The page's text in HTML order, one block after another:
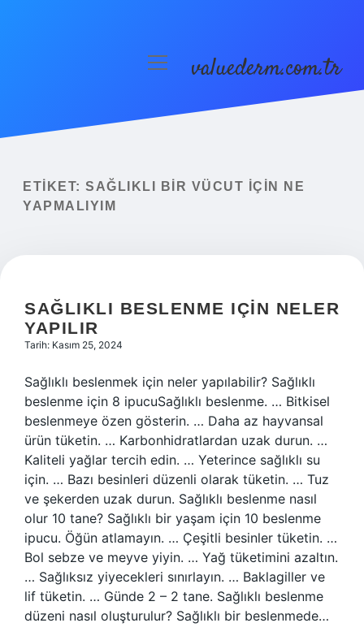
Yasal Uyarı
menüyüvaluederm.com.tr
ETIKET: SAĞLIKLI BIR VÜCUT IÇIN NE
YAPMALIYIM
SAĞLIKLI BESLENME IÇIN NELER
YAPILIR
Tarih: Kasım 25, 2024
Sağlıklı beslenmek için neler yapılabilir? Sağlıklı
beslenme için 8 ipucuSağlıklı beslenme. … Bitkisel
beslenmeye özen gösterin. … Daha az hayvansal
ürün tüketin. … Karbonhidratlardan uzak durun. …
Kaliteli yağlar tercih edin. … Yeterince sağlıklı su
için. … Bazı besinleri düzenli olarak tüketin. … Tuz
ve şekerden uzak durun. Sağlıklı beslenme nasıl
olur 10 tane? Sağlıklı bir yaşam için 10 beslenme
ipucu. Öğün atlamayın. … Çeşitli besinler tüketin. …
Bol sebze ve meyve yiyin. … Yağ tüketimini azaltın.
… Sağlıksız yiyecekleri sınırlayın. … Baklagiller ve
lif tüketin. … Günde 2 – 2 tane. Sağlıklı beslenme
düzeni nasıl oluşturulur? Sağlıklı bir beslenmede…